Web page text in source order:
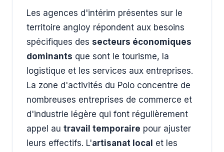
Les agences d'intérim présentes sur le
territoire angloy répondent aux besoins
spécifiques des secteurs économiques
dominants que sont le tourisme, la
logistique et les services aux entreprises.
La zone d'activités du Polo concentre de
nombreuses entreprises de commerce et
d'industrie légère qui font régulièrement
appel au travail temporaire pour ajuster
leurs effectifs. L'artisanat local et les